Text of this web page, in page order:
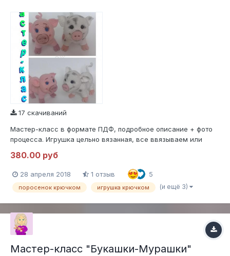
17 скачиваний
Мастер-класс в формате ПДФ, подробное описание + фото
процесса. Игрушка цельно вязанная, все ввязываем или
стоит очень уверенно. Без акции
380.00 руб
28 апреля 2018 1 отзыв 5
поросенок крючком игрушка крючком (и ещё 3)
Мастер-класс "Букашки-Мурашки"